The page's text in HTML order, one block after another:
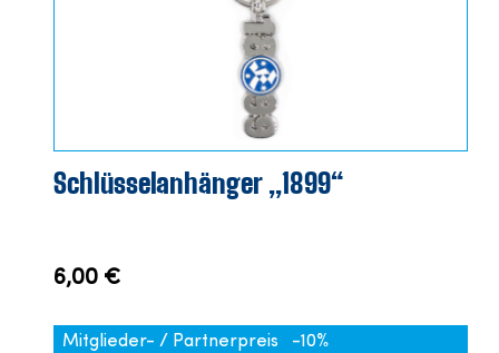
Schlüsselanhänger „1899“
6,00 €
Mitglieder- / Partnerpreis -10%